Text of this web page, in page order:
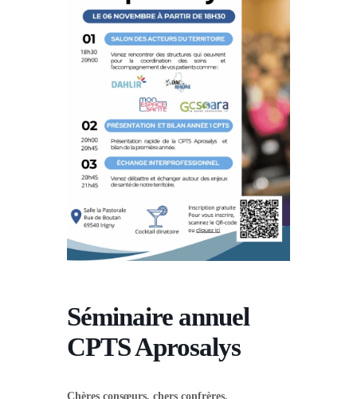
Séminaire annuel
CPTS Aprosalys
Chères consœurs, chers confrères,